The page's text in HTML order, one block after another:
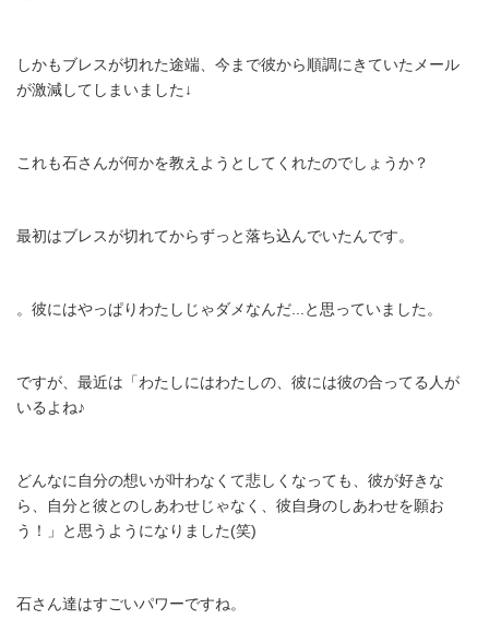
しかもブレスが切れた途端、今まで彼から順調にきていたメール
が激減してしまいました↓
これも石さんが何かを教えようとしてくれたのでしょうか？
最初はブレスが切れてからずっと落ち込んでいたんです。
。彼にはやっぱりわたしじゃダメなんだ...と思っていました。
ですが、最近は「わたしにはわたしの、彼には彼の合ってる人が
いるよね♪
どんなに自分の想いが叶わなくて悲しくなっても、彼が好きな
ら、自分と彼とのしあわせじゃなく、彼自身のしあわせを願お
う！」と思うようになりました(笑)
石さん達はすごいパワーですね。